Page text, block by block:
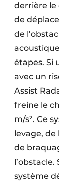
derrière le
de
de
étapes. Si
avec un
Assist
freine le
m/s². Ce
levage, de
de
système